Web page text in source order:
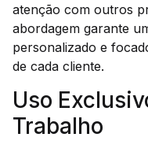
atenção com outros
abordagem garante
personalizado e
de cada cliente.
Uso
Trabalho